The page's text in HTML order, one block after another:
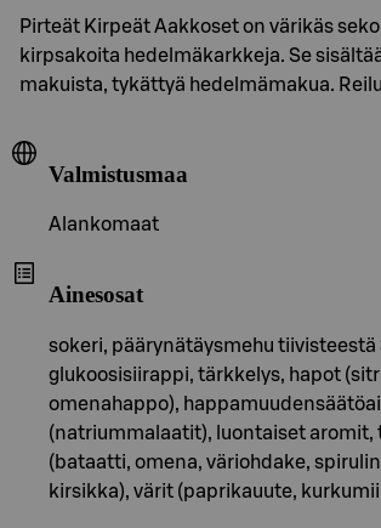
Pirteät Kirpeät Aakkoset on värikäs
kirpsakoita hedelmäkarkkeja. Se
makuista, tykättyä hedelmämakua.
Valmistusmaa
Alankomaat
Ainesosat
sokeri, päärynätäysmehu tiivisteestä
glukoosisiirappi, tärkkelys, hapot
omenahappo),
(natriummalaatit), luontaiset aromit,
(bataatti, omena, väriohdake,
kirsikka), värit (paprikauute,